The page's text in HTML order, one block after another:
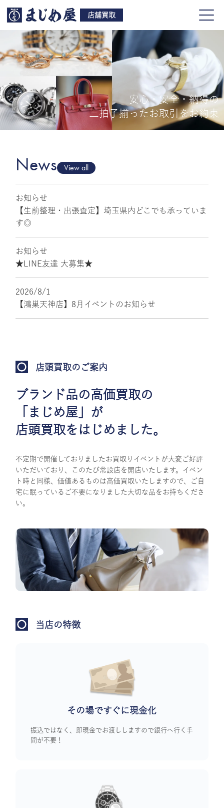
店舗買取
買取品目
店舗一覧
安心・安全・納得の
三拍子揃ったお取引をお約束
News View all
お知らせ
【生前整理・出張査定】埼玉県内どこでも承っていま
す◎
お知らせ
★LINE友達 大募集★
2026/8/1
【鴻巣天神店】8月イベントのお知らせ
店頭買取のご案内
ブランド品の高価買取の
「まじめ屋」が
店頭買取をはじめました。
不定期で開催しておりましたお買取りイベントが大変ご好評
いただいており、このたび常設店を開店いたします。イベン
ト時と同様、価値あるものは高価買取いたしますので、ご自
宅に眠っているご不要になりました大切な品をお持ちくださ
い。
当店の特徴
その場ですぐに現金化
振込ではなく、即現金でお渡ししますので銀行へ行く手
間が不要！